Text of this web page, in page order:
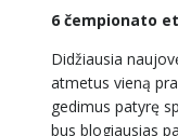
6 čempionato
Didžiausia
atmetus vieną
gedimus patyrę
bus blogiausias